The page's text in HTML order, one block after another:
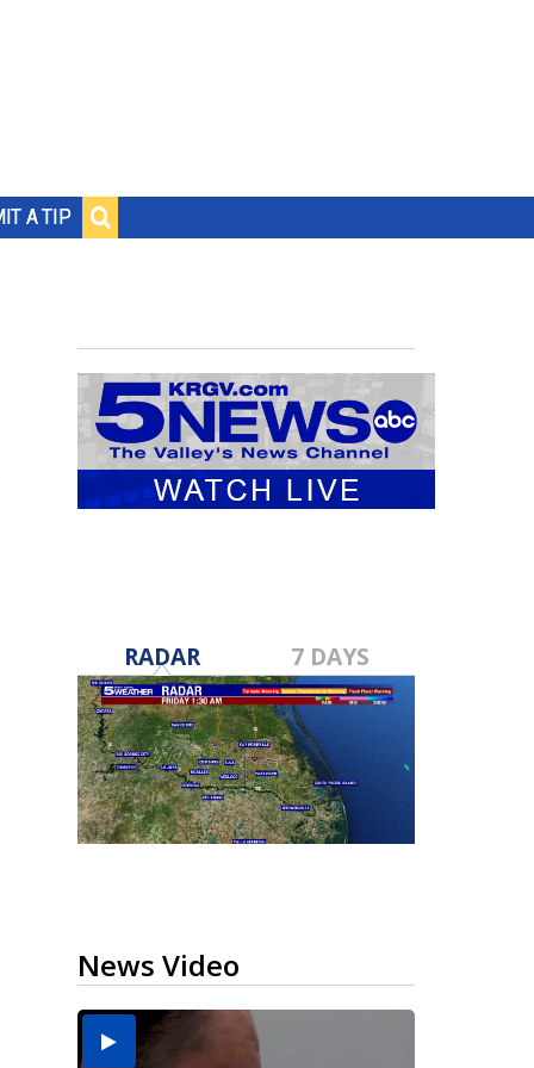
A TIP
RADAR 7 DAYS
News Video